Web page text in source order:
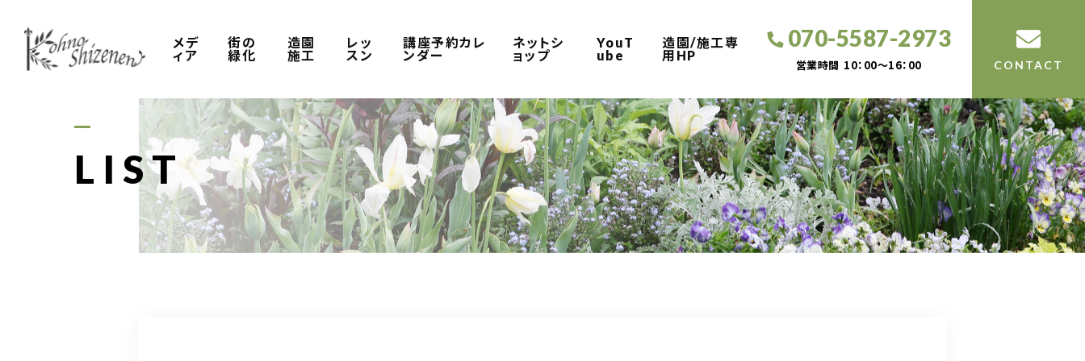
メデ
ィア
街の
緑化
造園
施工
レッ
スン
講座予約カレ
ンダー
ネットシ
ョップ
YouT
ube
造園/施工専
用HP
070-5587-2973
営業時間 10：00～16：00 CONTACT
LIST